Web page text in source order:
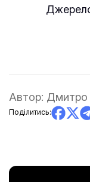
Автор:
Поділитись: